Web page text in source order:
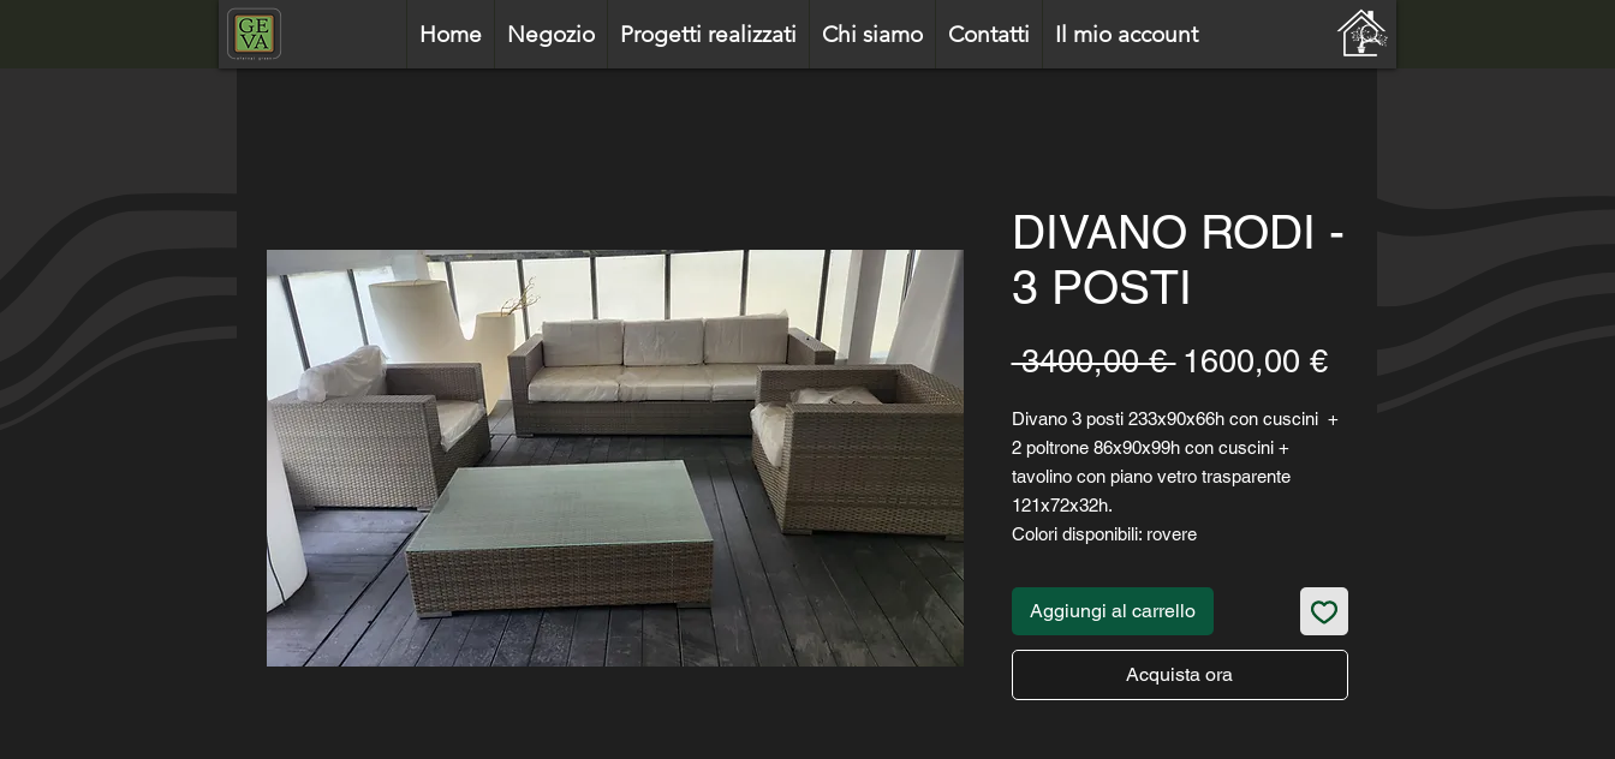
Home Negozio Progetti realizzati Chi siamo Contatti Il mio account
DIVANO RODI -
3 POSTI
3400,00 € Prezzo
1600,00 €Prezzo
Divano 3 posti 233x90x66h con cuscini +
2 poltrone 86x90x99h con cuscini +
tavolino con piano vetro trasparente
121x72x32h.
Colori disponibili: rovere
Aggiungi al carrello
Acquista ora